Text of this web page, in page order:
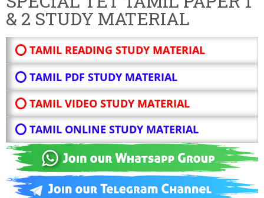
& 2 STUDY MATERIAL
⭕ TAMIL READING STUDY MATERIAL
⭕ TAMIL PDF STUDY MATERIAL
⭕ TAMIL VIDEO STUDY MATERIAL
⭕ TAMIL ONLINE STUDY MATERIAL